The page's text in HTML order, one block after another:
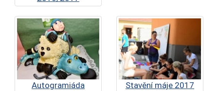
Autogramiáda
Stavění máje 2017